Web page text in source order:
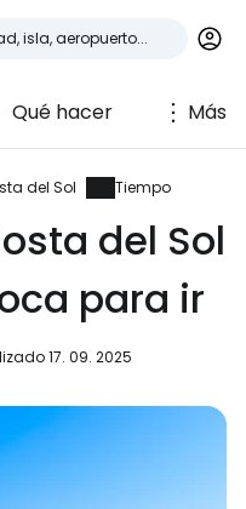
Qué hacer Más
del Sol Tiempo
del Sol
para ir
17. 09. 2025
en
viajeros
Google
Facebook